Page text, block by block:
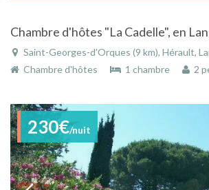
Saint-Georges-d'Orques (9 km), Hérault, Languedoc-
Chambre d'hôtes
1 chambre 2
230€/nuit